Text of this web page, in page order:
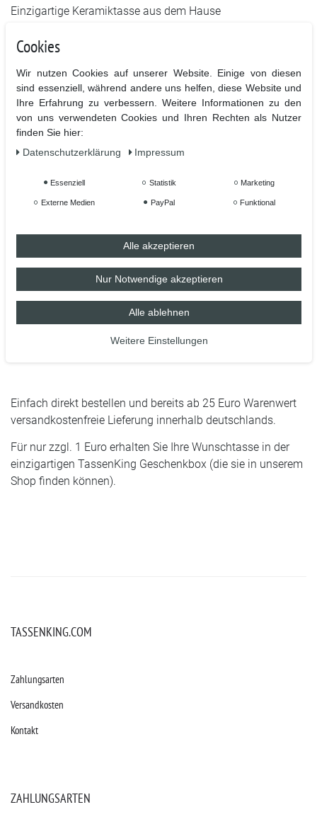
Einzigartige Keramiktasse aus dem Hause
immer einmal sagen wolltest mit einer ganz speziellen
ist und bleibt.
Hochwertiger Sublimationsdruck in höchster Qualität für
lange Lebensdauer.
Bedruckt ist die Vorder- und Rückseite mit dem Motiv
- Hochweiß, glänzende Oberfläche
- 100 % Spülmaschinenfest nach BS EN 12875-4 (getestet
auf 2.000 Spülmaschinengänge)
- Mikrowellenbeständig nach BS EN 15284:2007
- Industriespülmaschinenbeständig
- Fassungsvermögen 375 ml / Füllmenge 11oz
Einfach direkt bestellen und bereits ab 25 Euro Warenwert
versandkostenfreie Lieferung innerhalb deutschlands.
Für nur zzgl. 1 Euro erhalten Sie Ihre Wunschtasse in der
einzigartigen TassenKing Geschenkbox (die sie in unserem
Shop finden können).
TASSENKING.COM
Zahlungsarten
Versandkosten
Kontakt
ZAHLUNGSARTEN
Cookies
Wir nutzen Cookies auf unserer Website. Einige von diesen
sind essenziell, während andere uns helfen, diese Website und
Ihre Erfahrung zu verbessern. Weitere Informationen zu den
von uns verwendeten Cookies und Ihren Rechten als Nutzer
finden Sie hier:
Daten­schutz­erklärung
Impressum
Essenziell Statistik Marketing
Externe Medien PayPal Funktional
Alle akzeptieren
Nur Notwendige akzeptieren
Alle ablehnen
Weitere Einstellungen